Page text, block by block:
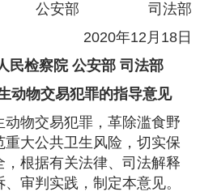
公安部 司法部
2020年12月18日
民检察院 公安部 司法部
动物交易犯罪的指导意见
物交易犯罪，革除滥食野
大公共卫生风险，切实保
根据有关法律、司法解释
审判实践，制定本意见。